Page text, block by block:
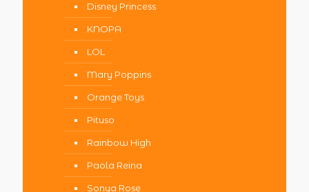
Disney Princess
KNOPA
LOL
Mary Poppins
Orange Toys
Pituso
Rainbow High
Paola Reina
Sonya Rose